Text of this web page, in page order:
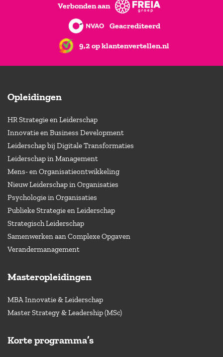
Verbonden aan
Geacrediteerd
9,2 op klantenvertellen.nl
Opleidingen
HR Strategie en Leiderschap
Innovatie en Business Development
Leiderschap bij Digitale Transformaties
Leiderschap in Management
Mens- en Organisatieontwikkeling
Nieuw Leiderschap in Organisaties
Psychologie in Organisaties
Publieke Strategie en Leiderschap
Strategisch Leiderschap
Samenwerken aan Complexe Opgaven
Verandermanagement
Masteropleidingen
MBA Innovatie & Leiderschap
Master Strategy & Leadership (MSc)
Korte programma’s